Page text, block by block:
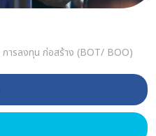
การลงทุน ก่อสร้าง (BOT/ BOO)